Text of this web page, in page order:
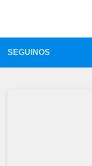
SEGUINOS